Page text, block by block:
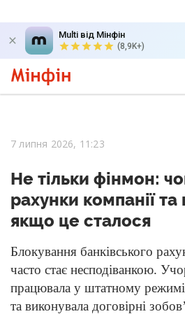
Multi від Мінфін
(8,9K+)
7 липня 2026, 11:23
Не тільки фінмон:
рахунки компанії
якщо це сталося
Блокування банківського
часто стає несподіванкою.
працювала у штатному
та виконувала договірні